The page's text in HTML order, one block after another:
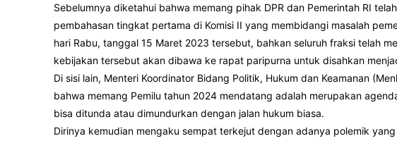
Sebelumnya diketahui bahwa memang pihak DPR dan Pemerintah RI
pembahasan tingkat pertama di Komisi II yang membidangi masalah
hari Rabu, tanggal 15 Maret 2023 tersebut, bahkan seluruh fraksi telah
kebijakan tersebut akan dibawa ke rapat paripurna untuk disahkan
Di sisi lain, Menteri Koordinator Bidang Politik, Hukum dan Keamanan
bahwa memang Pemilu tahun 2024 mendatang adalah merupakan
bisa ditunda atau dimundurkan dengan jalan hukum biasa.
Dirinya kemudian mengaku sempat terkejut dengan adanya polemik